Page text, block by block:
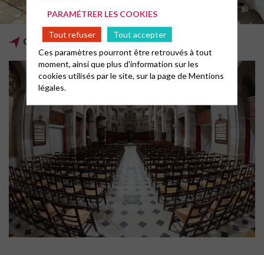
Culte chaque dimanche à 10h30
PARAMÉTRER LES COOKIES
Tout refuser
Tout accepter
Ces paramètres pourront être retrouvés à tout
moment, ainsi que plus d'information sur les
cookies utilisés par le site, sur la page deMentions
légales.